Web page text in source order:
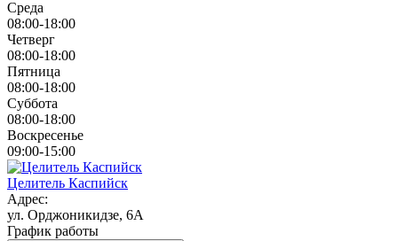
Cреда
08:00-18:00
Четверг
08:00-18:00
Пятница
08:00-18:00
Суббота
08:00-18:00
Воскресенье
09:00-15:00
Целитель Каспийск
Адрес:
ул. Орджоникидзе, 6А
График работы